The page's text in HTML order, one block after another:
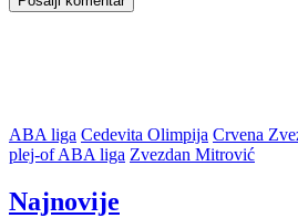
ABA liga Cedevita Olimpija Crvena
plej-of ABA liga Zvezdan Mitrović
Najnovije